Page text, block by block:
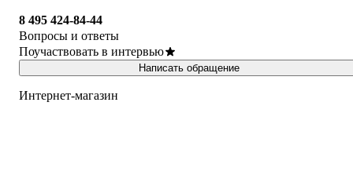
8 495 424-84-44
Вопросы и ответы
Поучаствовать в интервью
Написать обращение
Интернет-магазин